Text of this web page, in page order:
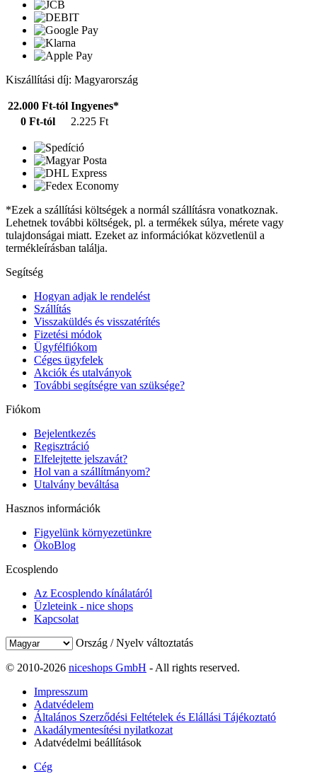
Kiszállítási díj: Magyarország
22.000 Ft-tól Ingyenes*
0 Ft-tól
2.225 Ft
*Ezek a szállítási költségek a normál szállításra vonatkoznak.
Lehetnek további költségek, pl. a termékek súlya, mérete vagy
tulajdonságai miatt. Ezeket az információkat közvetlenül a
termékleírásban találja.
Segítség
Hogyan adjak le rendelést
Szállítás
Visszaküldés és visszatérítés
Fizetési módok
Ügyfélfiókom
Céges ügyfelek
Akciók és utalványok
További segítségre van szüksége?
Fiókom
Bejelentkezés
Regisztráció
Elfelejtette jelszavát?
Hol van a szállítmányom?
Utalvány beváltása
Hasznos információk
Figyelünk környezetünkre
ÖkoBlog
Ecosplendo
Az Ecosplendo kínálatáról
Üzleteink - nice shops
Kapcsolat
Ország / Nyelv változtatás
© 2010-2026 niceshops GmbH - All rights reserved.
Impresszum
Adatvédelem
Általános Szerződési Feltételek és Elállási Tájékoztató
Akadálymentesítési nyilatkozat
Adatvédelmi beállítások
Cég